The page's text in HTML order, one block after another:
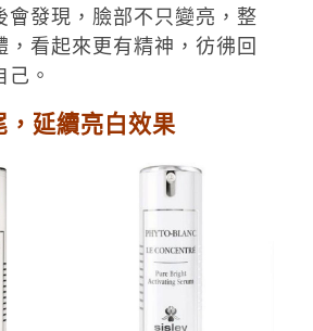
會發現，臉部不只變亮，整
，看起來更有精神，彷彿回
。
，延續亮白效果